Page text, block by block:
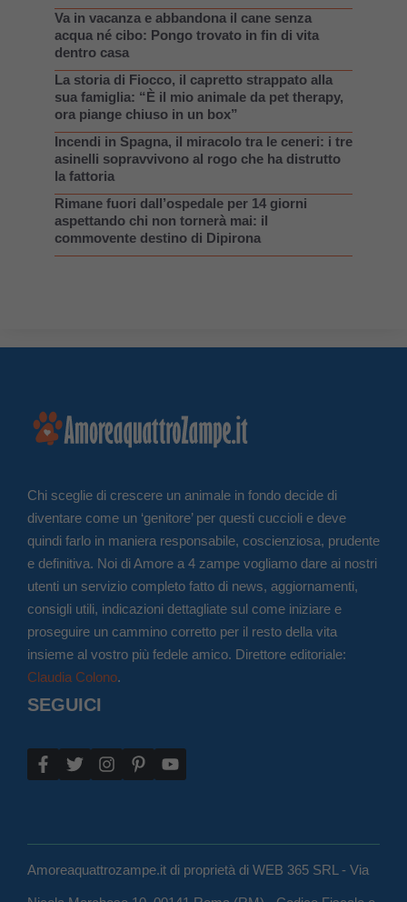
Va in vacanza e abbandona il cane senza
acqua né cibo: Pongo trovato in fin di vita
dentro casa
La storia di Fiocco, il capretto strappato alla
sua famiglia: “È il mio animale da pet therapy,
ora piange chiuso in un box”
Incendi in Spagna, il miracolo tra le ceneri: i tre
asinelli sopravvivono al rogo che ha distrutto
la fattoria
Rimane fuori dall’ospedale per 14 giorni
aspettando chi non tornerà mai: il
commovente destino di Dipirona
Chi sceglie di crescere un animale in fondo decide di
diventare come un ‘genitore’ per questi cuccioli e deve
quindi farlo in maniera responsabile, coscienziosa, prudente
e definitiva. Noi di Amore a 4 zampe vogliamo dare ai nostri
utenti un servizio completo fatto di news, aggiornamenti,
consigli utili, indicazioni dettagliate sul come iniziare e
proseguire un cammino corretto per il resto della vita
insieme al vostro più fedele amico. Direttore editoriale:
Claudia Colono.
SEGUICI
Amoreaquattrozampe.it di proprietà di WEB 365 SRL - Via